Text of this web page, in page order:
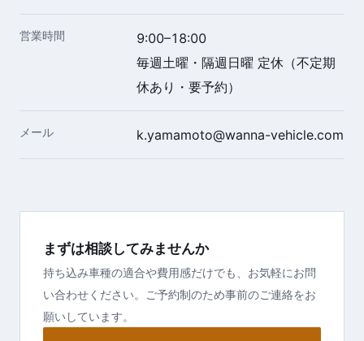
営業時間
9:00–18:00
毎週土曜・隔週日曜 定休（不定期
休あり・要予約）
メール k.yamamoto@wanna-vehicle.com
まずは相談してみませんか
持ち込み車種の適合や費用感だけでも、お気軽にお問
い合わせください。ご予約制のため事前のご連絡をお
願いしています。